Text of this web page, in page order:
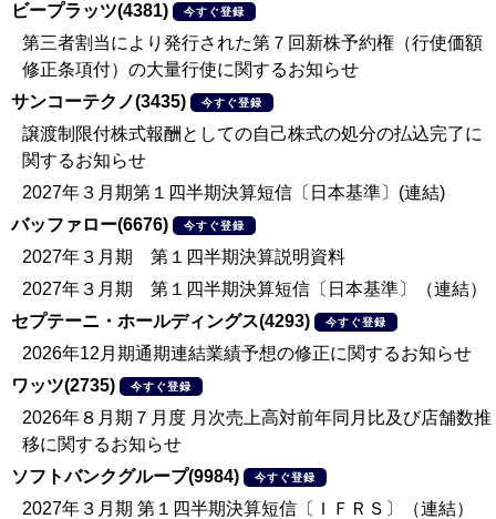
ビープラッツ(4381)
今すぐ登録
第三者割当により発行された第７回新株予約権（行使価額
修正条項付）の大量行使に関するお知らせ
サンコーテクノ(3435)
今すぐ登録
譲渡制限付株式報酬としての自己株式の処分の払込完了に
関するお知らせ
2027年３月期第１四半期決算短信〔日本基準〕(連結)
バッファロー(6676)
今すぐ登録
2027年３月期 第１四半期決算説明資料
2027年３月期 第１四半期決算短信〔日本基準〕（連結）
セプテーニ・ホールディングス(4293)
今すぐ登録
2026年12月期通期連結業績予想の修正に関するお知らせ
ワッツ(2735)
今すぐ登録
2026年８月期７月度 月次売上高対前年同月比及び店舗数推
移に関するお知らせ
ソフトバンクグループ(9984)
今すぐ登録
2027年３月期 第１四半期決算短信〔ＩＦＲＳ〕（連結）